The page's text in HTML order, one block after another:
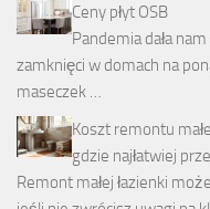
Ceny płyt OSB
Pandemia dała
zamknięci w domach na
maseczek …
Koszt remontu
gdzie najłatwiej
Remont małej łazienki